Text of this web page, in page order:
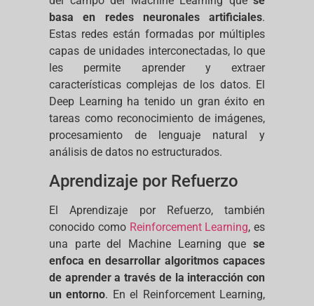
basa en redes neuronales artificiales.
Estas redes están formadas por múltiples
capas de unidades interconectadas, lo que
les permite aprender y extraer
características complejas de los datos. El
Deep Learning ha tenido un gran éxito en
tareas como reconocimiento de imágenes,
procesamiento de lenguaje natural y
análisis de datos no estructurados.
Aprendizaje por Refuerzo
El Aprendizaje por Refuerzo, también
conocido como Reinforcement Learning, es
una parte del Machine Learning que se
enfoca en desarrollar algoritmos capaces
de aprender a través de la interacción con
un entorno. En el Reinforcement Learning,